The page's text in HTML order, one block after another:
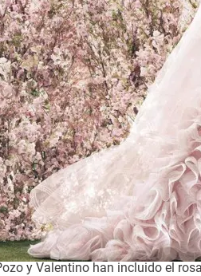
y Valentino han incluido el